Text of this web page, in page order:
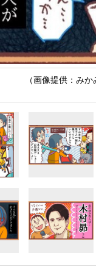
（画像提供：み